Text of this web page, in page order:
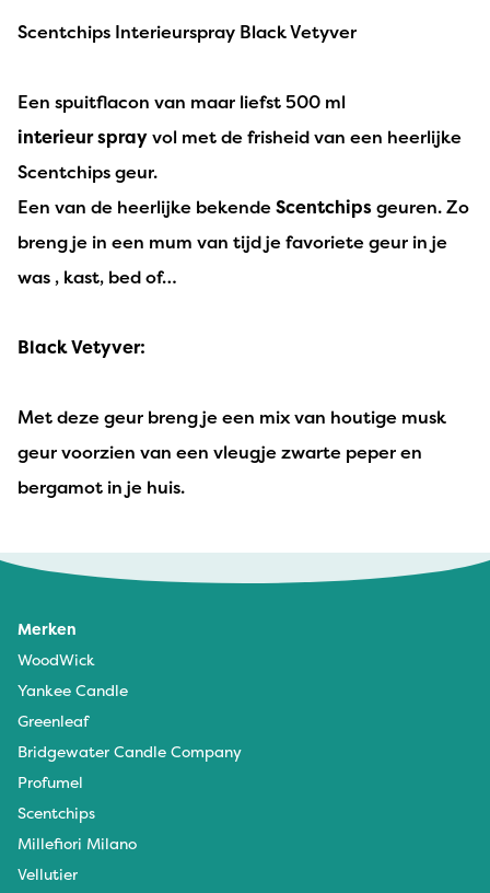
Scentchips Interieurspray Black Vetyver
Een spuitflacon van maar liefst 500 ml
interieursprayvol met de frisheid van een heerlijke
Scentchips geur.
Een van de heerlijke bekende Scentchipsgeuren. Zo
breng je in een mum van tijd je favoriete geur in je
was , kast, bed of…
Black Vetyver:
Met deze geur breng je een mix van houtige musk
geur voorzien van een vleugje zwarte peper en
bergamot in je huis.
Merken
WoodWick
Yankee Candle
Greenleaf
Bridgewater Candle Company
Profumel
Scentchips
Millefiori Milano
Vellutier